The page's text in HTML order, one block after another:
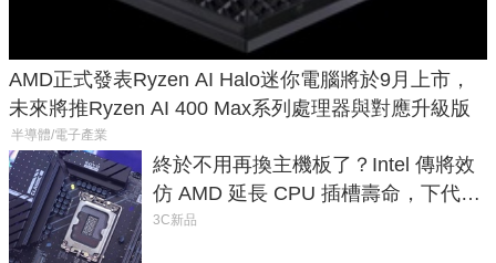
AMD正式發表Ryzen AI Halo迷你電腦將於9月上市，
未來將推Ryzen AI 400 Max系列處理器與對應升級版
半導體/電子產業
終於不用再換主機板了？Intel 傳將效
仿 AMD 延長 CPU 插槽壽命，下代
LGA 1954 至少能戰三代
3C新品